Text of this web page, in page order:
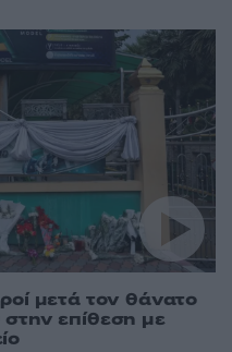
μετά τον θάνατο
στην επίθεση με